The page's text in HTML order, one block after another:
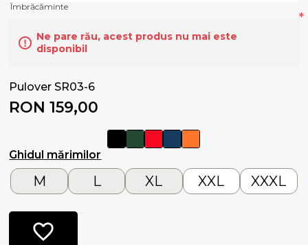
Îmbrăcăminte
Ne pare rău, acest produs nu mai este
disponibil
Pulover SR03-6
RON 159,00
Ghidul mărimilor
*
M L XL XXL XXXL